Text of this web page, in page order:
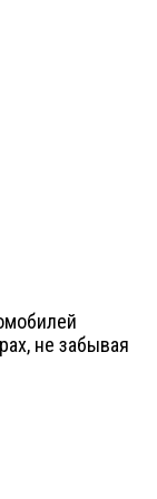
не забывая